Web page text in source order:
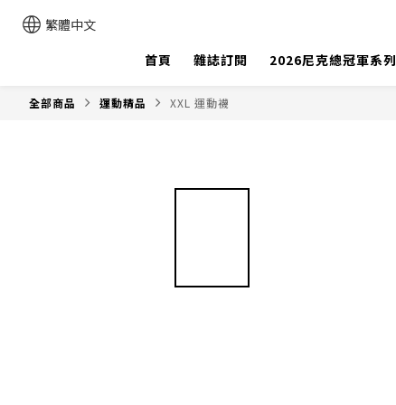
繁體中文
首頁
雜誌訂閱 2026尼克總冠軍系列
全部商品 運動精品 XXL 運動襪